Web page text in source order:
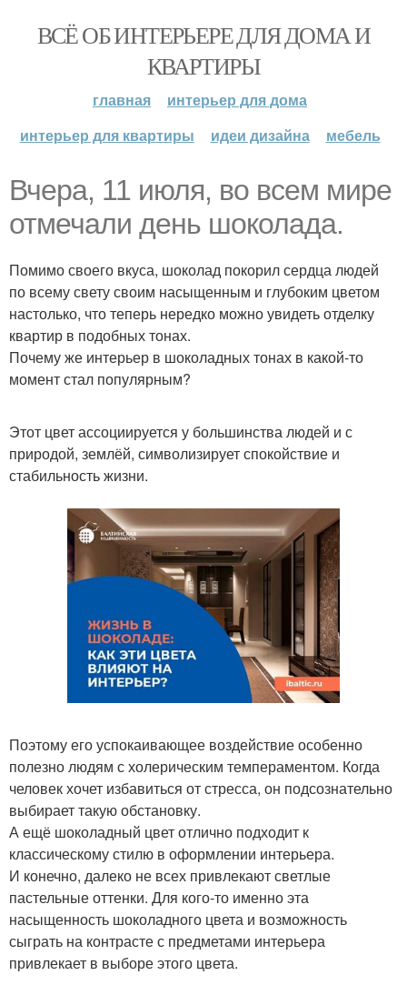
ВСЁ ОБ ИНТЕРЬЕРЕ ДЛЯ ДОМА И
КВАРТИРЫ
главная
интерьер для дома
интерьер для квартиры
идеи дизайна мебель
Вчера, 11 июля, во всем мире
отмечали день шоколада.
Помимо своего вкуса, шоколад покорил сердца людей
по всему свету своим насыщенным и глубоким цветом
настолько, что теперь нередко можно увидеть отделку
квартир в подобных тонах.
Почему же интерьер в шоколадных тонах в какой-то
момент стал популярным?
Этот цвет ассоциируется у большинства людей и с
природой, землёй, символизирует спокойствие и
стабильность жизни.
Поэтому его успокаивающее воздействие особенно
полезно людям с холерическим темпераментом. Когда
человек хочет избавиться от стресса, он подсознательно
выбирает такую обстановку.
А ещё шоколадный цвет отлично подходит к
классическому стилю в оформлении интерьера.
И конечно, далеко не всех привлекают светлые
пастельные оттенки. Для кого-то именно эта
насыщенность шоколадного цвета и возможность
сыграть на контрасте с предметами интерьера
привлекает в выборе этого цвета.